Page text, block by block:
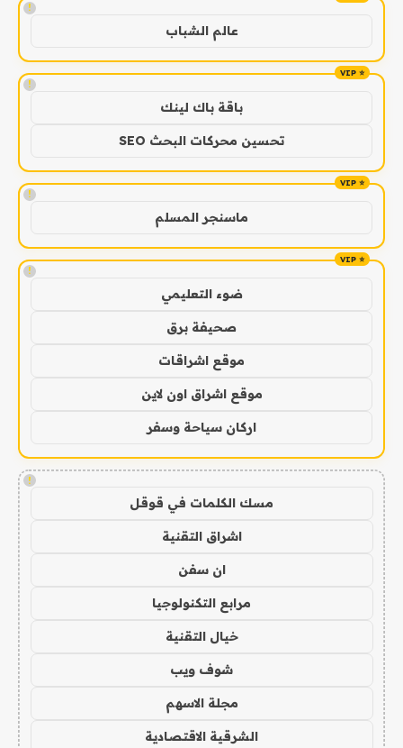
!
عالم الشباب
!
باقة باك لينك
تحسين محركات البحث SEO
!
ماسنجر المسلم
!
ضوء التعليمي
صحيفة برق
موقع اشراقات
موقع اشراق اون لاين
اركان سياحة وسفر
!
مسك الكلمات في قوقل
اشراق التقنية
ان سفن
مرابع التكنولوجيا
خيال التقنية
شوف ويب
مجلة الاسهم
الشرقية الاقتصادية